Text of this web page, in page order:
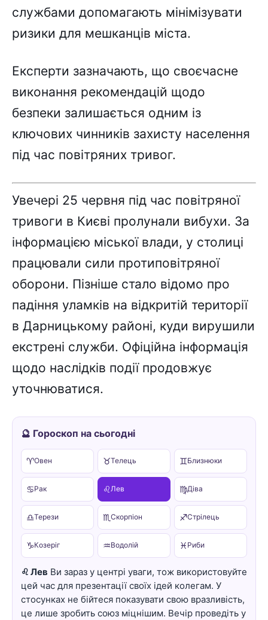
службами допомагають мінімізувати
ризики для мешканців міста.
Експерти зазначають, що своєчасне
виконання рекомендацій щодо
безпеки залишається одним із
ключових чинників захисту населення
під час повітряних тривог.
Увечері 25 червня під час повітряної
тривоги в Києві пролунали вибухи. За
інформацією міської влади, у столиці
працювали сили протиповітряної
оборони. Пізніше стало відомо про
падіння уламків на відкритій території
в Дарницькому районі, куди вирушили
екстрені служби. Офіційна інформація
щодо наслідків події продовжує
уточнюватися.
🔮 Гороскоп на сьогодні
♈Овен ♉Телець ♊Близнюки
♋Рак ♌Лев ♍Діва
♎Терези ♏ Скорпіон ♐Стрілець
♑Козеріг ♒Водолій ♓ Риби
♌ Лев Ви зараз у центрі уваги, тож використовуйте
цей час для презентації своїх ідей колегам. У
стосунках не бійтеся показувати свою вразливість,
це лише зробить союз міцнішим. Вечір проведіть у